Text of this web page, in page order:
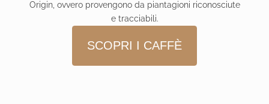
Origin, ovvero provengono da piantagioni riconosciute
e tracciabili.
SCOPRI I CAFFÈ